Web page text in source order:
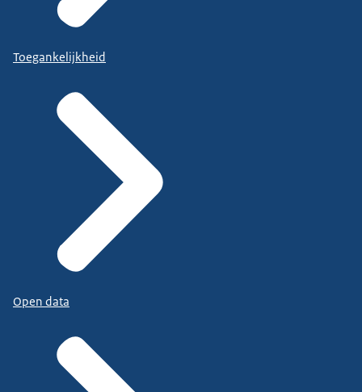
Toegankelijkheid
Open data